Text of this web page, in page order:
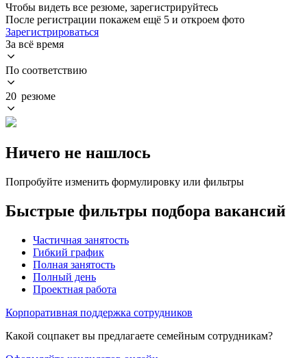
Чтобы видеть все резюме, зарегистрируйтесь
После регистрации покажем ещё 5 и откроем фото
Зарегистрироваться
За всё время
По соответствию
20 резюме
Ничего не нашлось
Попробуйте изменить формулировку или фильтры
Быстрые фильтры подбора вакансий
Частичная занятость
Гибкий график
Полная занятость
Полный день
Проектная работа
Корпоративная поддержка сотрудников
Какой соцпакет вы предлагаете семейным сотрудникам?